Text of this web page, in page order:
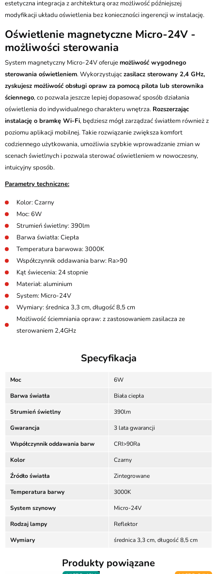
estetyczna integracja z architekturą oraz możliwość późniejszej
modyfikacji układu oświetlenia bez konieczności ingerencji w instalację.
Oświetlenie magnetyczne Micro-24V -
możliwości sterowania
System magnetyczny Micro-24V oferujemożliwość wygodnego
sterowania oświetleniem. Wykorzystujączasilacz sterowany 2,4 GHz,
zyskujesz możliwość obsługi opraw za pomocą pilota lub sterownika
ściennego, co pozwala jeszcze lepiej dopasować sposób działania
oświetlenia do indywidualnego charakteru wnętrza. Rozszerzając
instalację o bramkę Wi-Fi, będziesz mógł zarządzać światłem również z
poziomu aplikacji mobilnej. Takie rozwiązanie zwiększa komfort
codziennego użytkowania, umożliwia szybkie wprowadzanie zmian w
scenach świetlnych i pozwala sterować oświetleniem w nowoczesny,
intuicyjny sposób.
Parametry techniczne:
Kolor: Czarny
Moc: 6W
Strumień świetlny: 390lm
Barwa światła: Ciepła
Temperatura barwowa: 3000K
Współczynnik oddawania barw: Ra>90
Kąt świecenia: 24 stopnie
Materiał: aluminium
System: Micro-24V
Wymiary: średnica 3,3 cm, długość 8,5 cm
Możliwość ściemniania opraw: z zastosowaniem zasilacza ze
sterowaniem 2,4GHz
Specyfikacja
Moc 6W
Barwa światła Biała ciepła
Strumień świetlny 390lm
Gwarancja 3 lata gwarancji
Współczynnik oddawania barw CRI>90Ra
Kolor Czarny
Źródło światła Zintegrowane
Temperatura barwy 3000K
System szynowy Micro-24V
Rodzaj lampy Reflektor
Wymiary średnica 3,3 cm, długość 8,5 cm
Produkty powiązane